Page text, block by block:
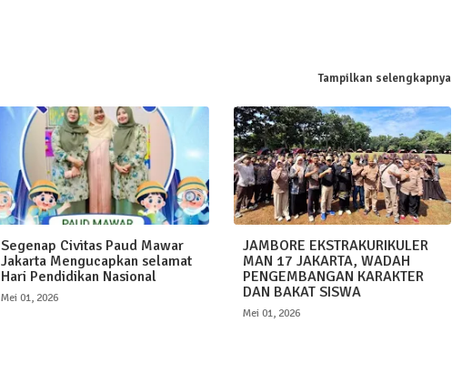
Tampilkan selengkapnya
Segenap Civitas Paud Mawar
Jakarta Mengucapkan selamat
Hari Pendidikan Nasional
Mei 01, 2026
JAMBORE EKSTRAKURIKULER
MAN 17 JAKARTA, WADAH
PENGEMBANGAN KARAKTER
DAN BAKAT SISWA
Mei 01, 2026